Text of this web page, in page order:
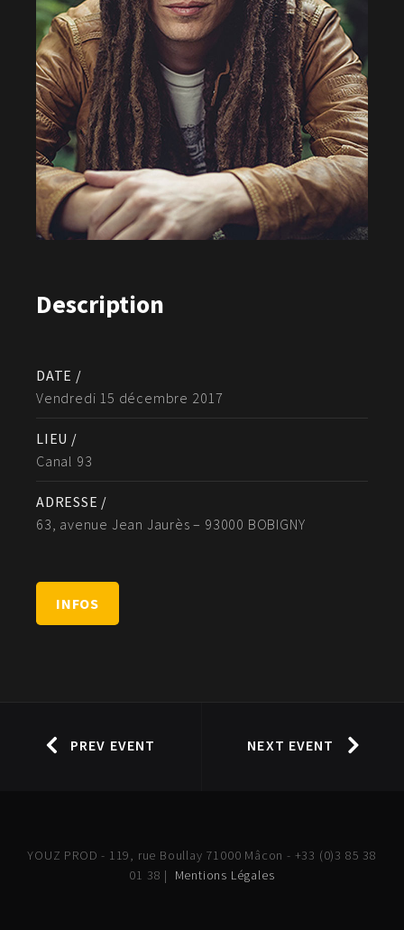
Description
DATE /
Vendredi 15 décembre 2017
LIEU /
Canal 93
ADRESSE /
63, avenue Jean Jaurès – 93000 BOBIGNY
INFOS
PREV EVENT NEXT EVENT
YOUZ PROD - 119, rue Boullay 71000 Mâcon - +33 (0)3 85 38
01 38 | Mentions Légales